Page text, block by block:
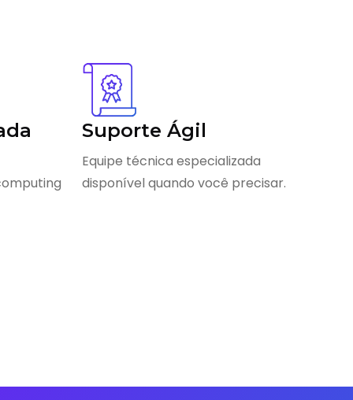
Suporte Ágil
Equipe técnica especializada
disponível quando você precisar.